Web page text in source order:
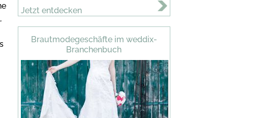
Jetzt entdecken
Brautmodegeschäfte im weddix-
Branchenbuch